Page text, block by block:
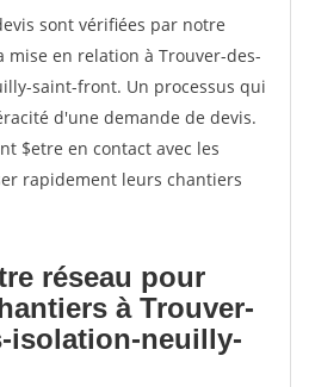
sont vérifiées par notre
mise en relation à Trouver-des-
saint-front. Un processus qui
d'une demande de devis.
$etre en contact avec les
rapidement leurs chantiers
réseau pour
à Trouver-
isolation-neuilly-